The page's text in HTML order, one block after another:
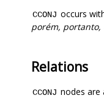
CCONJ occurs
porém,
Relations
CCONJ nodes are